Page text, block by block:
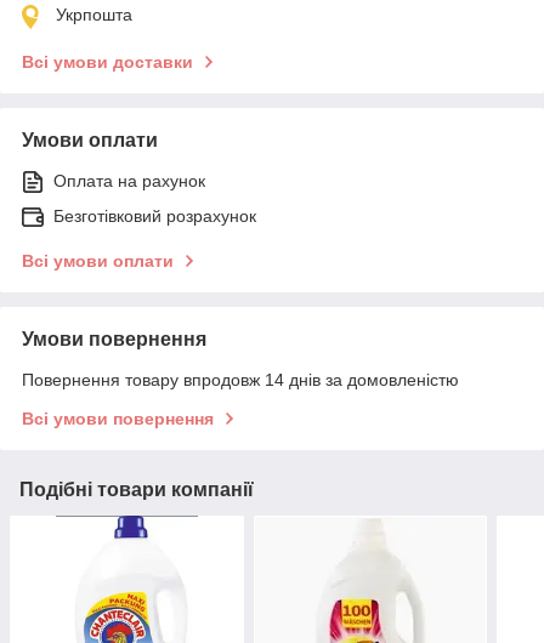
Укрпошта
Всі умови доставки
Умови оплати
Оплата на рахунок
Безготівковий розрахунок
Всі умови оплати
Умови повернення
Повернення товару впродовж 14 днів за домовленістю
Всі умови повернення
Подібні товари компанії